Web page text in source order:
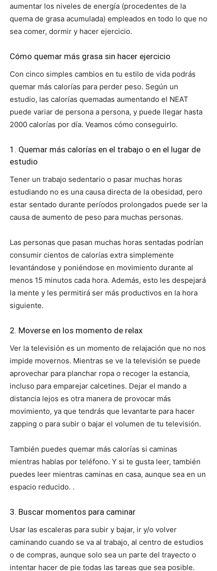
aumentar los niveles de energía (procedentes de la
quema de grasa acumulada) empleados en todo lo que no
sea comer, dormir y hacer ejercicio.
Cómo quemar más grasa sin hacer ejercicio
Con cinco simples cambios en tu estilo de vida podrás
quemar más calorías para perder peso. Según un
estudio, las calorías quemadas aumentando el NEAT
puede variar de persona a persona, y puede llegar hasta
2000 calorías por día. Veamos cómo conseguirlo.
1. Quemar más calorías en el trabajo o en el lugar de
estudio
Tener un trabajo sedentario o pasar muchas horas
estudiando no es una causa directa de la obesidad, pero
estar sentado durante períodos prolongados puede ser la
causa de aumento de peso para muchas personas.
Las personas que pasan muchas horas sentadas podrían
consumir cientos de calorías extra simplemente
levantándose y poniéndose en movimiento durante al
menos 15 minutos cada hora. Además, esto les despejará
la mente y les permitirá ser más productivos en la hora
siguiente.
2. Moverse en los momento de relax
Ver la televisión es un momento de relajación que no nos
impide movernos. Mientras se ve la televisión se puede
aprovechar para planchar ropa o recoger la estancia,
incluso para emparejar calcetines. Dejar el mando a
distancia lejos es otra manera de provocar más
movimiento, ya que tendrás que levantarte para hacer
zapping o para subir o bajar el volumen de tu televisión.
También puedes quemar más calorías si caminas
mientras hablas por teléfono. Y si te gusta leer, también
puedes leer mientras caminas en casa, aunque sea en un
espacio reducido. .
3. Buscar momentos para caminar
Usar las escaleras para subir y bajar, ir y/o volver
caminando cuando se va al trabajo, al centro de estudios
o de compras, aunque solo sea un parte del trayecto o
intentar hacer de pie todas las tareas que sea posible.